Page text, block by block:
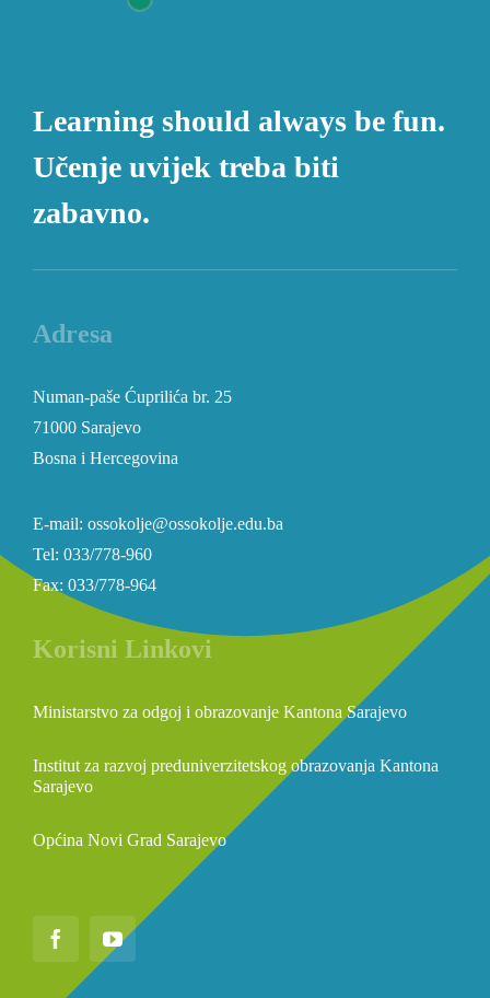
Learning should always be fun.
Učenje uvijek treba biti
zabavno.
Adresa
Numan-paše Ćuprilića br. 25
71000 Sarajevo
Bosna i Hercegovina
E-mail: ossokolje@ossokolje.edu.ba
Tel: 033/778-960
Fax: 033/778-964
Korisni Linkovi
Ministarstvo za odgoj i obrazovanje Kantona Sarajevo
Institut za razvoj preduniverzitetskog obrazovanja Kantona
Sarajevo
Općina Novi Grad Sarajevo